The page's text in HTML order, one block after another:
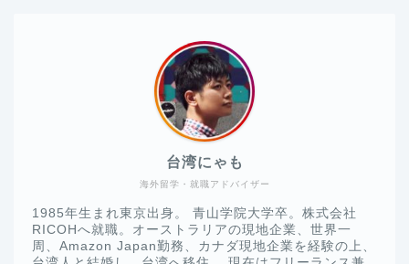
海外留学・就職アドバイザー
台湾にゃも
1985年生まれ東京出身。 青山学院大学卒。株式会社
RICOHへ就職。オーストラリアの現地企業、世界一
周、Amazon Japan勤務、カナダ現地企業を経験の上、